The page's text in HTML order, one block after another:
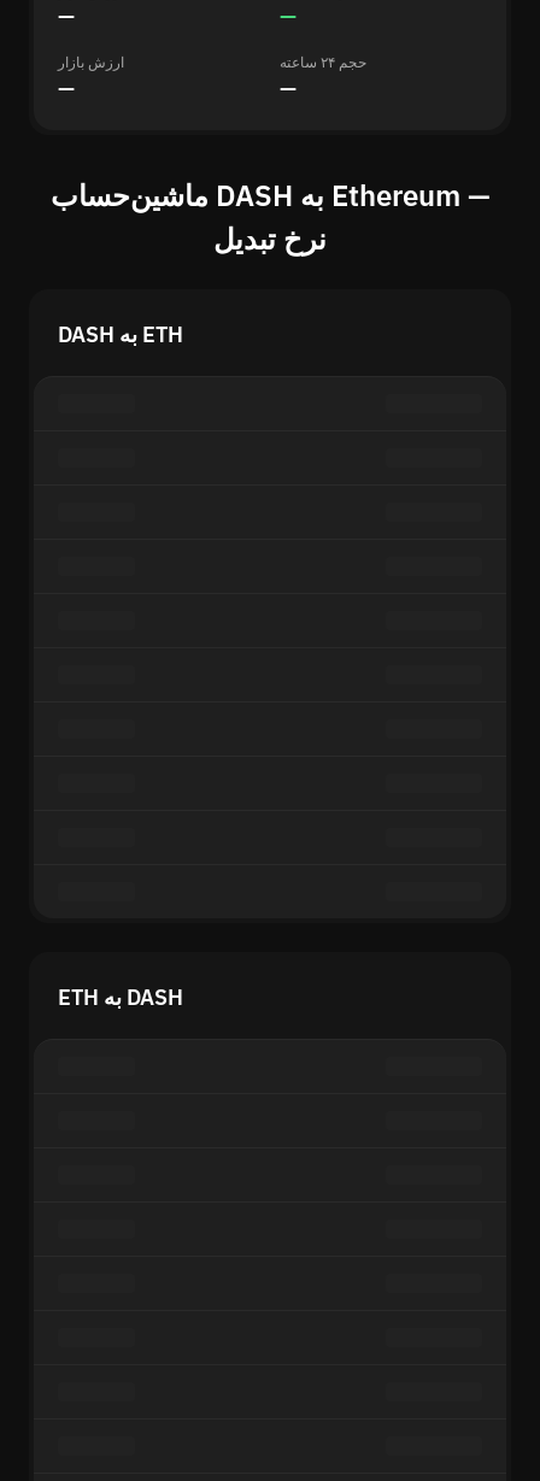
— —
ارزش بازار
—
حجم ۲۴ ساعته
—
ماشین‌حساب DASH به Ethereum —
نرخ تبدیل
DASH به ETH
ETH به DASH